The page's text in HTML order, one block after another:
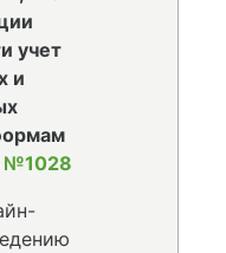
учет
и
№1028